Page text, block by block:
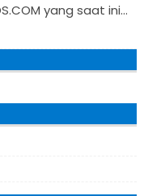
yang saat ini...